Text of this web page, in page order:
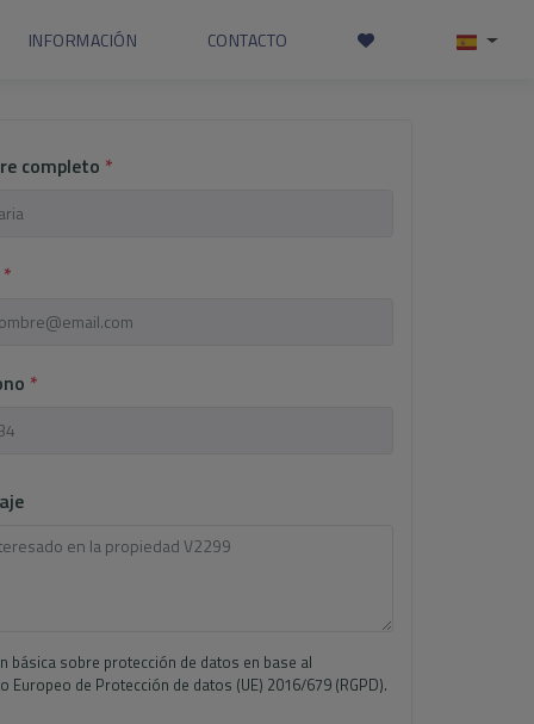
INFORMACIÓN CONTACTO
completo *
*
*
básica sobre protección de datos en base al
Europeo de Protección de datos (UE) 2016/679 (RGPD).